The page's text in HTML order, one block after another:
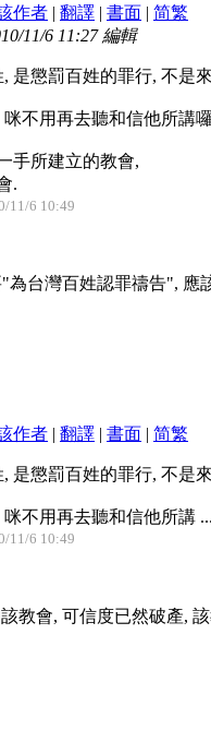
作者 | 翻譯 | 書面 | 简繁
11/6 11:27 編輯
是懲罰百姓的罪行, 不是
不用再去聽和信他所講
手所建立的教會,
.
11/6 10:49
為台灣百姓認罪禱告", 應
作者 | 翻譯 | 書面 | 简繁
是懲罰百姓的罪行, 不是
不用再去聽和信他所講
11/6 10:49
教會, 可信度已然破產,